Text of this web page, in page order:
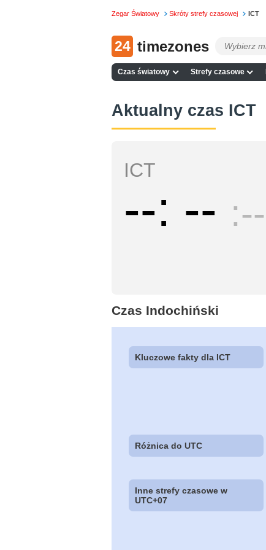
Zegar Światowy Skróty strefy czasowej ICT
24 timezones
Czas światowy Strefy czasowe
Aktualny czas ICT
ICT
-- -- --
Czas Indochiński
Kluczowe fakty dla ICT
Różnica do UTC
Inne strefy czasowe w
UTC+07